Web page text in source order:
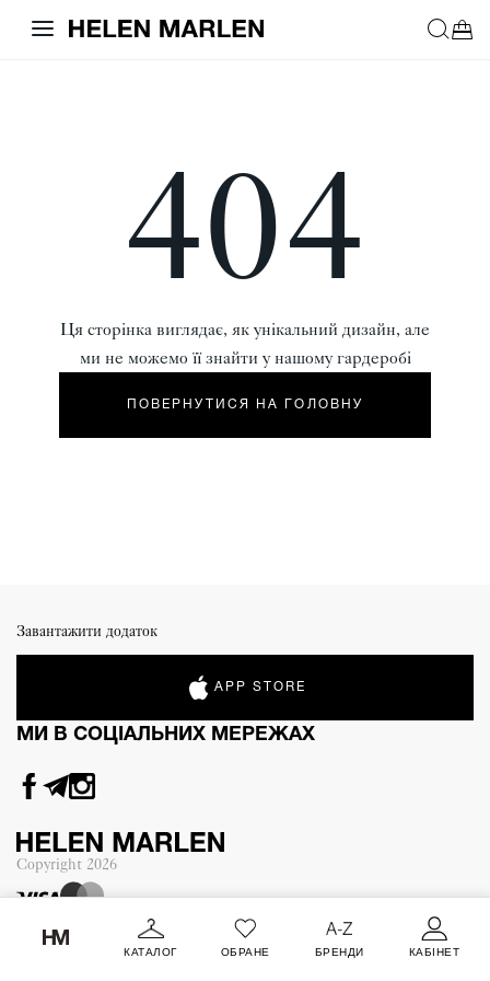
КАТАЛОГ ОБРАНЕ БРЕНДИ КАБІНЕТ
404
Ця сторінка виглядає, як унікальний дизайн, але
ми не можемо її знайти у нашому гардеробі
ПОВЕРНУТИСЯ НА ГОЛОВНУ
Завантажити додаток
APP STORE
МИ В СОЦІАЛЬНИХ МЕРЕЖАХ
Copyright 2026